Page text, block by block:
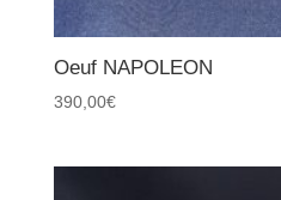
Oeuf NAPOLEON
390,00€